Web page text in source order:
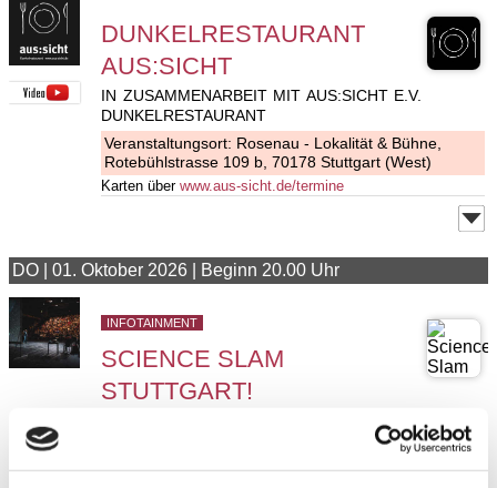
DUNKELRESTAURANT
AUS:SICHT
IN ZUSAMMENARBEIT MIT AUS:SICHT E.V.
DUNKELRESTAURANT
Veranstaltungsort: Rosenau - Lokalität & Bühne,
Rotebühlstrasse 109 b, 70178 Stuttgart (West)
Karten überwww.aus-sicht.de/termine
DO 01. Oktober 2026 Beginn 20.00 Uhr
INFOTAINMENT
SCIENCE SLAM
STUTTGART!
UNTERHALTSAM – ANSCHAULICH – KREATIV UND
Veranstaltungsort:Theaterhaus Stuttgart,